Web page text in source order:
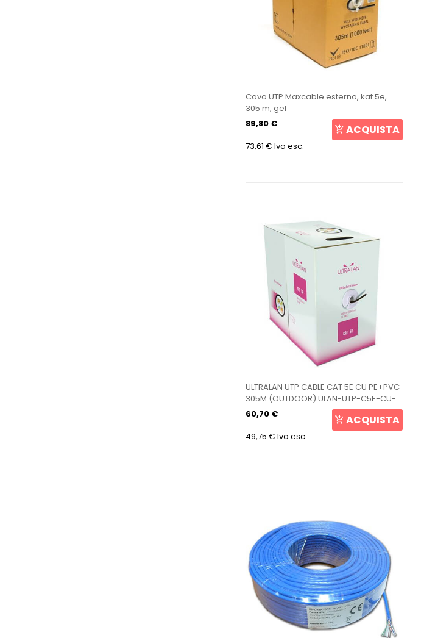
Cavo UTP Maxcable esterno, kat 5e,
305 m, gel
89,80 €
73,61 € Iva esc.
ACQUISTA
ULTRALAN UTP CABLE CAT 5E CU PE+PVC
305M (OUTDOOR) ULAN-UTP-C5E-CU-
PE
60,70 €
49,75 € Iva esc.
ACQUISTA